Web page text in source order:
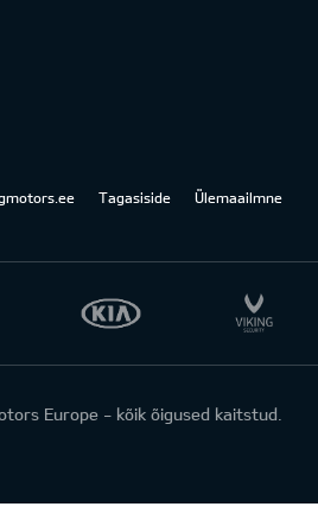
Tagasiside Ülemaailmne
Europe - kõik õigused kaitstud.